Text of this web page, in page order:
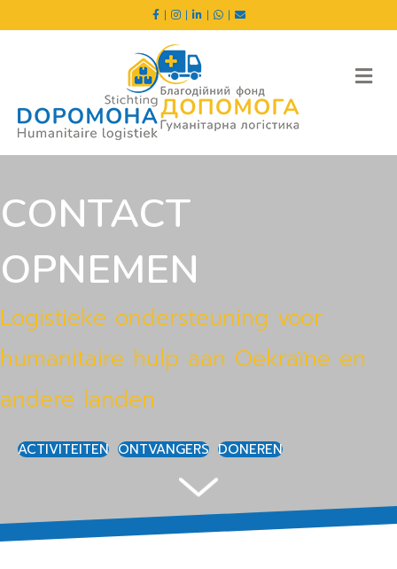
| | | |
CONTACT
OPNEMEN
Logistieke ondersteuning voor
humanitaire hulp aan Oekraïne en
andere landen
ACTIVITEITEN ONTVANGERS DONEREN